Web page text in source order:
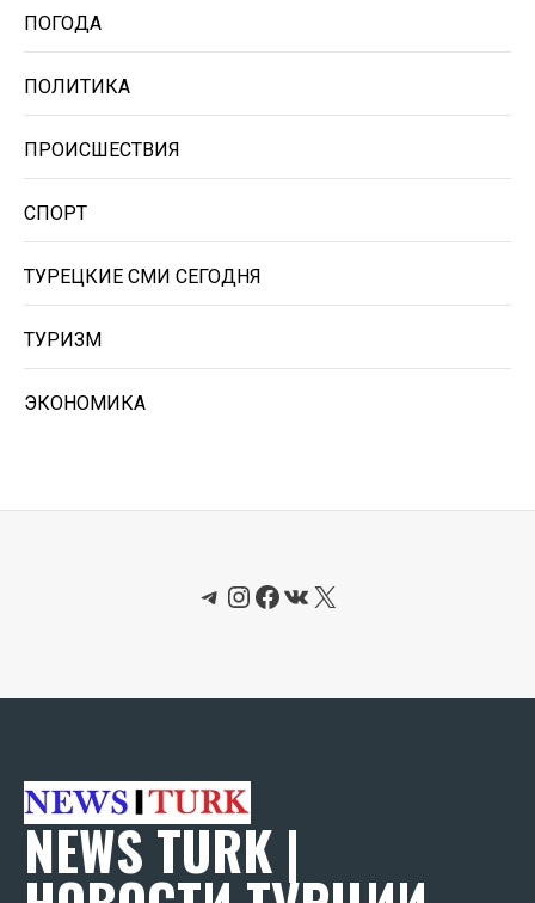
ПОГОДА
ПОЛИТИКА
ПРОИСШЕСТВИЯ
СПОРТ
ТУРЕЦКИЕ СМИ СЕГОДНЯ
ТУРИЗМ
ЭКОНОМИКА
Telegram
Instagram
Facebook
ВКонтакте
X
NEWS TURK |